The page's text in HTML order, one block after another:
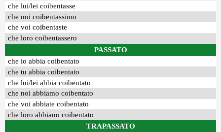
che lui/lei coibentasse
che noi coibentassimo
che voi coibentaste
che loro coibentassero
PASSATO
che io abbia coibentato
che tu abbia coibentato
che lui/lei abbia coibentato
che noi abbiamo coibentato
che voi abbiate coibentato
che loro abbiano coibentato
TRAPASSATO